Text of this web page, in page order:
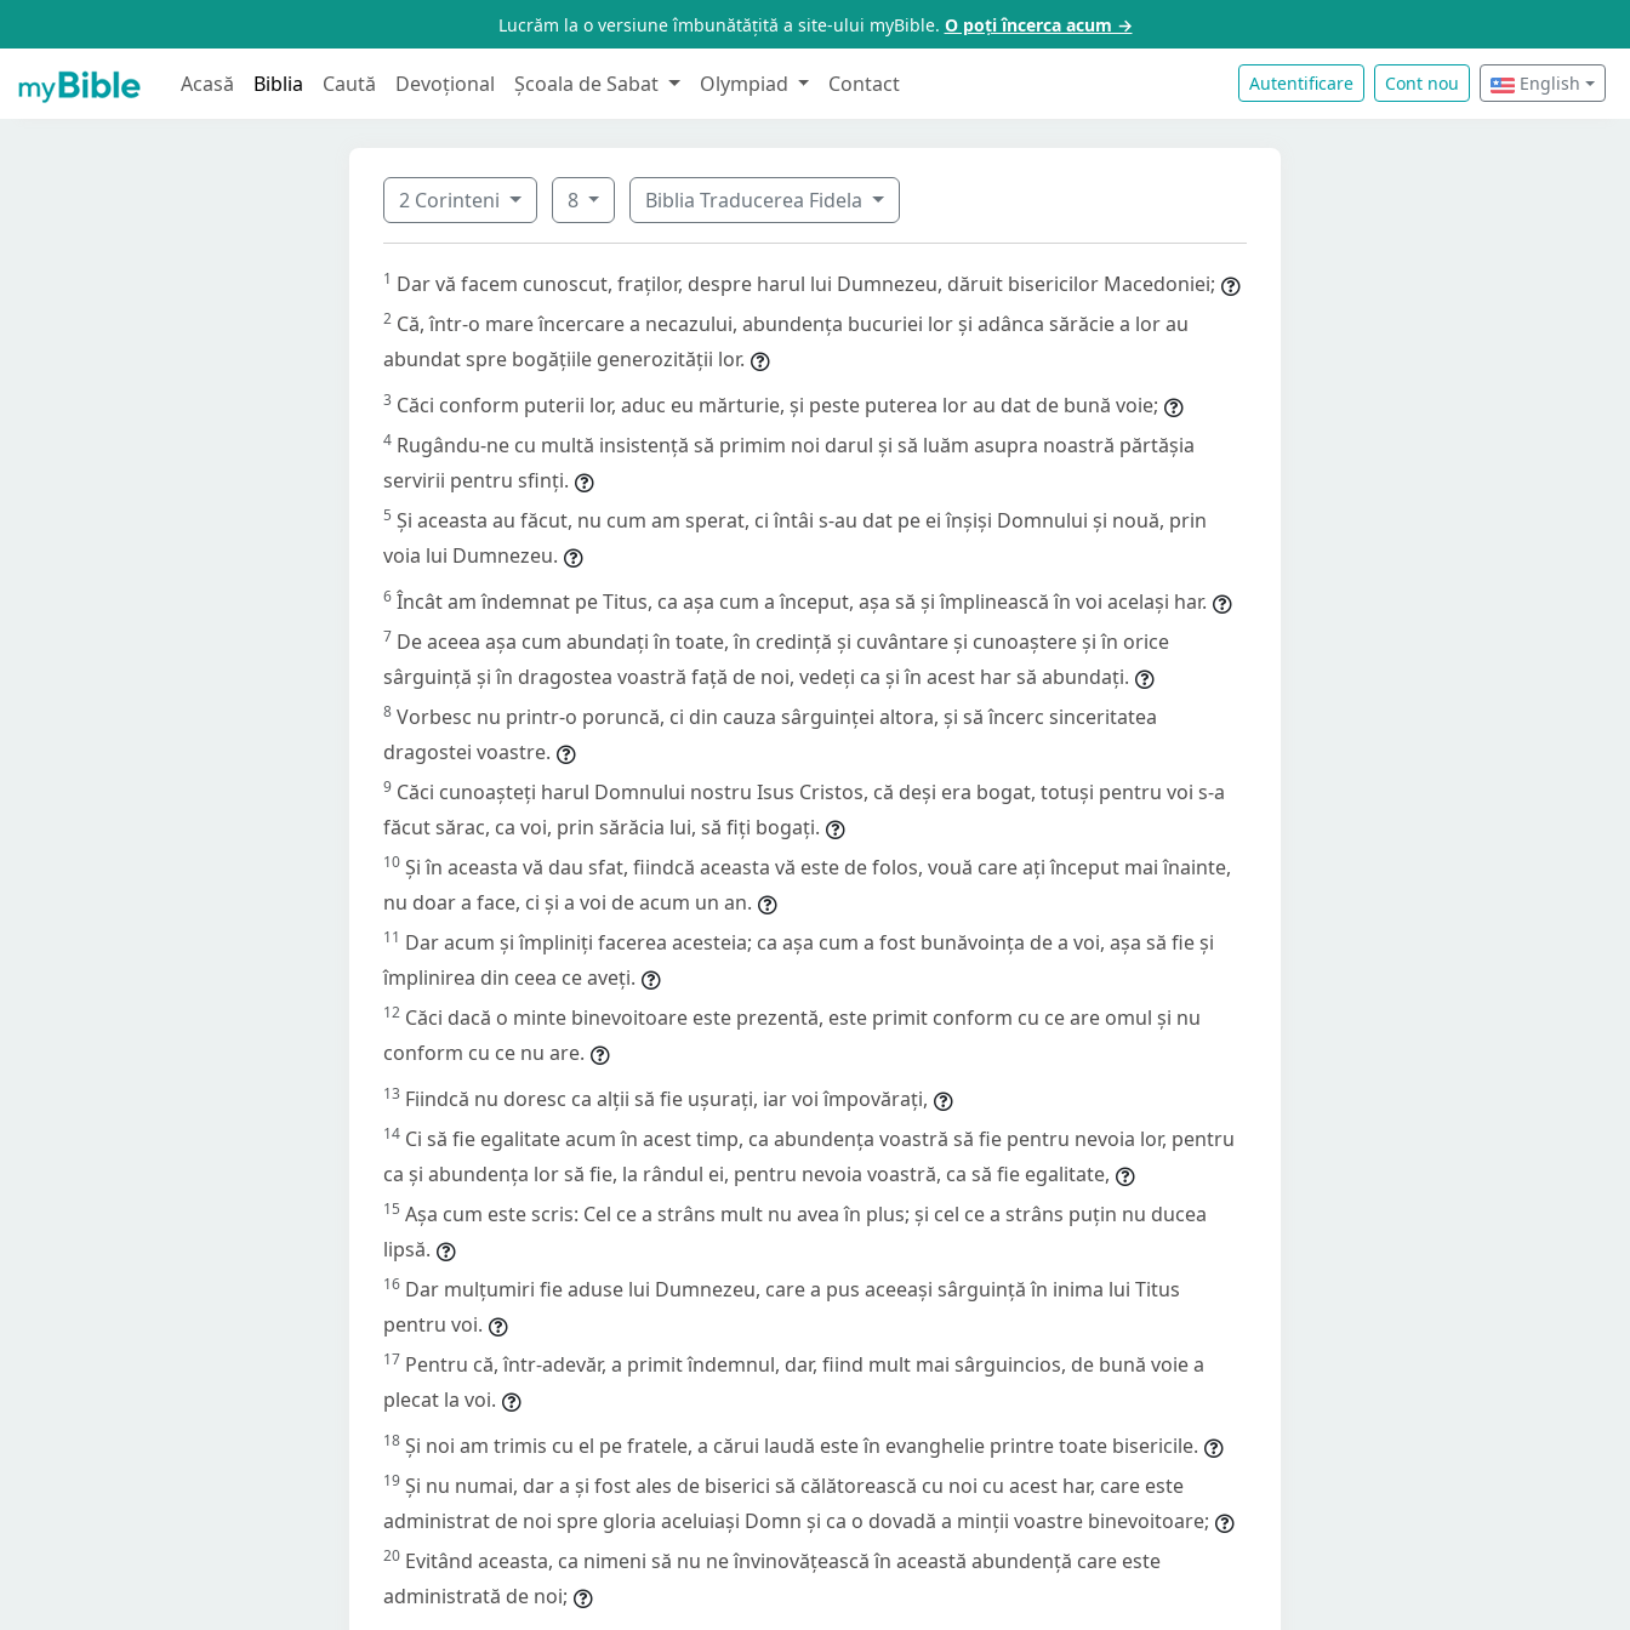
Lucrăm la o versiune îmbunătățită a site-ului myBible. O poți încerca acum →
Acasă Biblia Caută Devoțional Școala de Sabat Olympiad Contact Autentificare Cont nou English
2 Corinteni 8 Biblia Traducerea Fidela
1 Dar vă facem cunoscut, fraților, despre harul lui Dumnezeu, dăruit bisericilor Macedoniei;
2 Că, într-o mare încercare a necazului, abundența bucuriei lor și adânca sărăcie a lor au
abundat spre bogățiile generozității lor.
3 Căci conform puterii lor, aduc eu mărturie, și peste puterea lor au dat de bună voie;
4 Rugându-ne cu multă insistență să primim noi darul și să luăm asupra noastră părtășia
servirii pentru sfinți.
5 Și aceasta au făcut, nu cum am sperat, ci întâi s-au dat pe ei înșiși Domnului și nouă, prin
voia lui Dumnezeu.
6 Încât am îndemnat pe Titus, ca așa cum a început, așa să și împlinească în voi același har.
7 De aceea așa cum abundați în toate, în credință și cuvântare și cunoaștere și în orice
sârguință și în dragostea voastră față de noi, vedeți ca și în acest har să abundați.
8 Vorbesc nu printr-o poruncă, ci din cauza sârguinței altora, și să încerc sinceritatea
dragostei voastre.
9 Căci cunoașteți harul Domnului nostru Isus Cristos, că deși era bogat, totuși pentru voi s-a
făcut sărac, ca voi, prin sărăcia lui, să fiți bogați.
10 Și în aceasta vă dau sfat, fiindcă aceasta vă este de folos, vouă care ați început mai înainte,
nu doar a face, ci și a voi de acum un an.
11 Dar acum și împliniți facerea acesteia; ca așa cum a fost bunăvoința de a voi, așa să fie și
împlinirea din ceea ce aveți.
12 Căci dacă o minte binevoitoare este prezentă, este primit conform cu ce are omul și nu
conform cu ce nu are.
13 Fiindcă nu doresc ca alții să fie ușurați, iar voi împovărați,
14 Ci să fie egalitate acum în acest timp, ca abundența voastră să fie pentru nevoia lor, pentru
ca și abundența lor să fie, la rândul ei, pentru nevoia voastră, ca să fie egalitate,
15 Așa cum este scris: Cel ce a strâns mult nu avea în plus; și cel ce a strâns puțin nu ducea
lipsă.
16 Dar mulțumiri fie aduse lui Dumnezeu, care a pus aceeași sârguință în inima lui Titus
pentru voi.
17 Pentru că, într-adevăr, a primit îndemnul, dar, fiind mult mai sârguincios, de bună voie a
plecat la voi.
18 Și noi am trimis cu el pe fratele, a cărui laudă este în evanghelie printre toate bisericile.
19 Și nu numai, dar a și fost ales de biserici să călătorească cu noi cu acest har, care este
administrat de noi spre gloria aceluiași Domn și ca o dovadă a minții voastre binevoitoare;
20 Evitând aceasta, ca nimeni să nu ne învinovățească în această abundență care este
administrată de noi;